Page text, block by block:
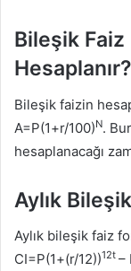
Bileşik Faiz
Hesaplanır?
Bileşik faizin
A=P(1+r/100)N.
hesaplanacağı
Aylık
Aylık bileşik faiz
CI=P(1+(r/12))12t –